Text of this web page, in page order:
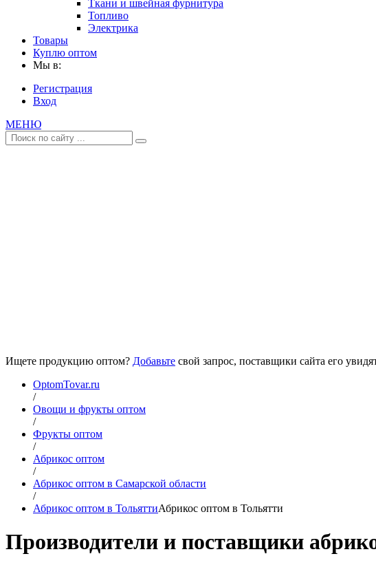
Ткани и швейная фурнитура
Топливо
Электрика
Товары
Куплю оптом
Мы в:
Регистрация
Вход
МЕНЮ
Ищете продукцию оптом? Добавьте свой запрос, поставщики сайта его
OptomTovar.ru
/
Овощи и фрукты оптом
/
Фрукты оптом
/
Абрикос оптом
/
Абрикос оптом в Самарской области
/
Абрикос оптом в ТольяттиАбрикос оптом в Тольятти
Производители и поставщики